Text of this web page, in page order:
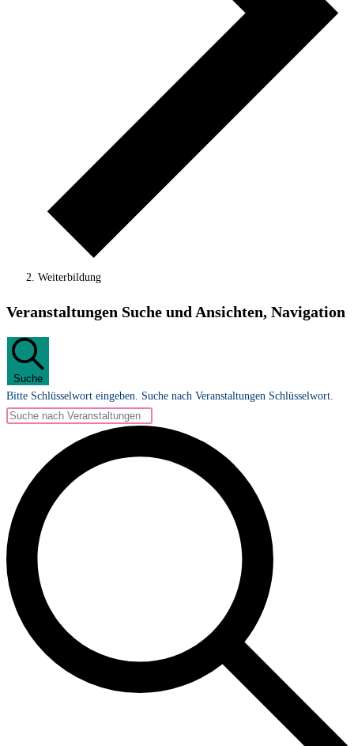
Weiterbildung
Veranstaltungen
Veranstaltungen Suche und Ansichten, Navigation
Suche
Bitte Schlüsselwort eingeben. Suche nach Veranstaltungen Schlüsselwort.